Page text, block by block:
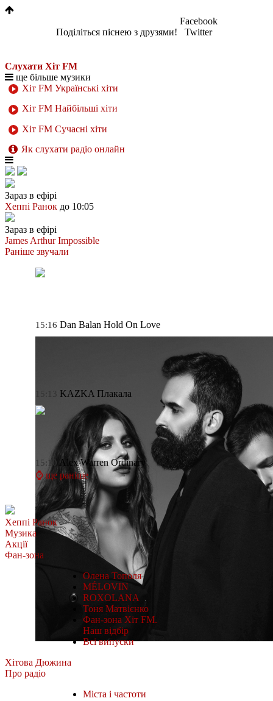
Поділіться піснею з друзями!
Facebook
Twitter
Слухати Хіт FM
ще більше музики
Хіт FM Українські хіти
Хіт FM Найбільші хіти
Хіт FM Сучасні хіти
Як слухати радіо онлайн
Зараз в ефірі
Хеппі Ранок до 10:05
Зараз в ефірі
James Arthur Impossible
Раніше звучали
15:16 Dan Balan Hold On Love
15:13 KAZKA Плакала
15:10 Alex Warren Ordinary
⌚ ще раніше
Хеппі Ранок
Музика
Акції
Фан-зона
Олена Тополя
MÉLOVIN
ROXOLANA
Тоня Матвієнко
Фан-зона Хіт FM.
Наш відбір
Всі випуски
Хітова Дюжина
Про радіо
Міста і частоти